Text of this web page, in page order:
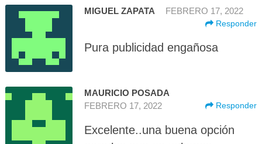
MIGUEL ZAPATA FEBRERO 17, 2022
Responder
Pura publicidad engañosa
MAURICIO POSADA
FEBRERO 17, 2022
Responder
Excelente..una buena opción